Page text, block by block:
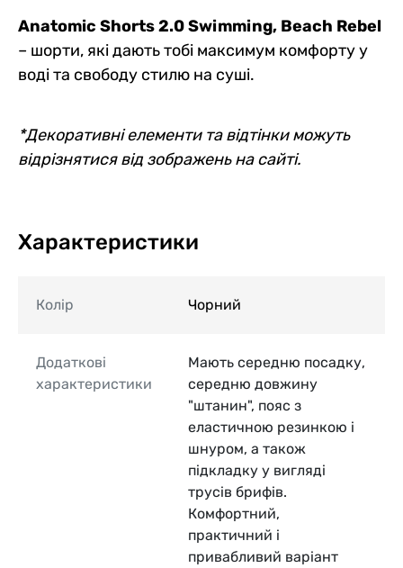
Anatomic Shorts 2.0 Swimming, Beach Rebel
– шорти, які дають тобі максимум комфорту у
воді та свободу стилю на суші.
*Декоративні елементи та відтінки можуть
відрізнятися від зображень на сайті.
Характеристики
Колір Чорний
Додаткові
характеристики
Мають середню посадку,
середню довжину
"штанин", пояс з
еластичною резинкою і
шнуром, а також
підкладку у вигляді
трусів брифів.
Комфортний,
практичний і
привабливий варіант